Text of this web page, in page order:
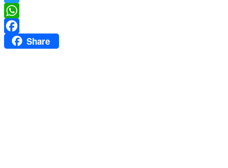
Twitter
WhatsApp
FacebookShare